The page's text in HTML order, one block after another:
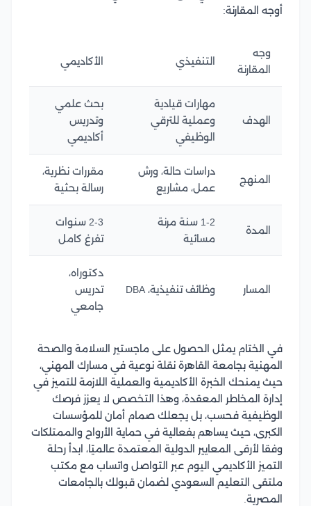
أوجه المقارنة:
وجه
المقارنة
التنفيذي الأكاديمي
الهدف
مهارات قيادية
وعملية للترقي
الوظيفي
بحث علمي
وتدريس
أكاديمي
المنهج
دراسات حالة، ورش
عمل، مشاريع
مقررات نظرية،
رسالة بحثية
المدة
1-2 سنة مرنة
مسائية
2-3 سنوات
تفرغ كامل
المسار وظائف تنفيذية، DBA
دكتوراه،
تدريس
جامعي
في الختام يمثل الحصول على ماجستير السلامة والصحة
المهنية بجامعة القاهرة نقلة نوعية في مسارك المهني،
حيث يمنحك الخبرة الأكاديمية والعملية اللازمة للتميز في
إدارة المخاطر المعقدة، وهذا التخصص لا يعزز فرصك
الوظيفية فحسب، بل يجعلك صمام أمان للمؤسسات
الكبرى، حيث يساهم بفعالية في حماية الأرواح والممتلكات
وفقا لأرقى المعايير الدولية المعتمدة عالميًا، ابدأ رحلة
التميز الأكاديمي اليوم عبر التواصل واتساب مع مكتب
ملتقى التعليم السعودي لضمان قبولك بالجامعات
المصرية.